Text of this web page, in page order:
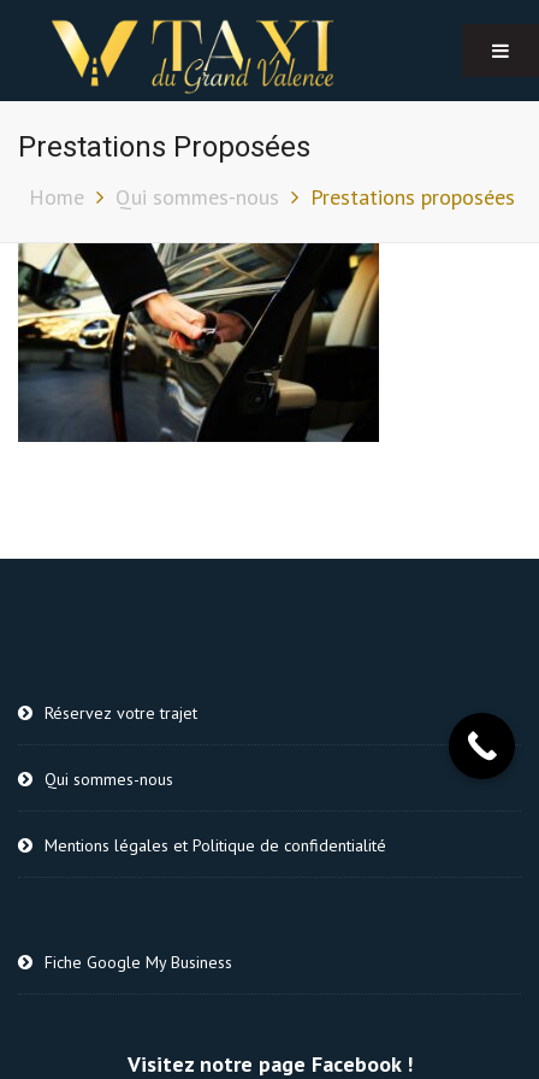
Prestations Proposées
Home Qui sommes-nous Prestations proposées
Réservez votre trajet
Qui sommes-nous
Mentions légales et Politique de confidentialité
Fiche Google My Business
Visitez notre page Facebook !